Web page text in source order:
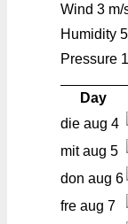
Wind 3 m/
Humidity
Pressure
Day
die aug 4
mit aug 5
don aug 6
fre aug 7